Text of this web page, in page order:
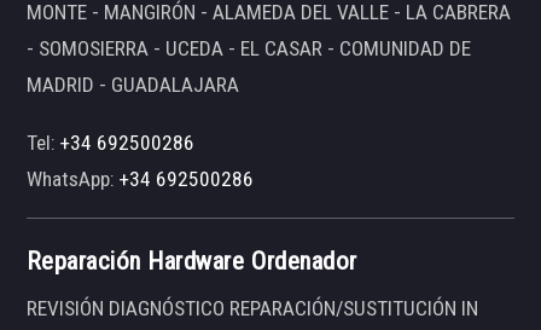
MONTE - MANGIRÓN - ALAMEDA DEL VALLE - LA CABRERA
- SOMOSIERRA - UCEDA - EL CASAR - COMUNIDAD DE
MADRID - GUADALAJARA
Tel:+34 692500286
WhatsApp:+34 692500286
Reparación Hardware Ordenador
REVISIÓN DIAGNÓSTICO REPARACIÓN/SUSTITUCIÓN IN